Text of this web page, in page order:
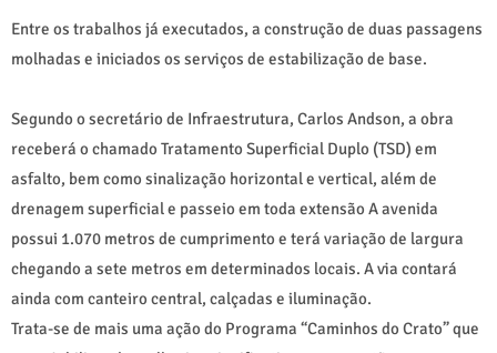
Entre os trabalhos já executados, a construção de duas passagens
molhadas e iniciados os serviços de estabilização de base.
Segundo o secretário de Infraestrutura, Carlos Andson, a obra
receberá o chamado Tratamento Superficial Duplo (TSD) em
asfalto, bem como sinalização horizontal e vertical, além de
drenagem superficial e passeio em toda extensão A avenida
possui 1.070 metros de cumprimento e terá variação de largura
chegando a sete metros em determinados locais. A via contará
ainda com canteiro central, calçadas e iluminação.
Trata-se de mais uma ação do Programa “Caminhos do Crato” que